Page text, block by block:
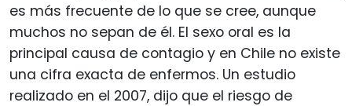
es más frecuente de lo que se cree, aunque
muchos no sepan de él. El sexo oral es la
principal causa de contagio y en Chile no existe
una cifra exacta de enfermos. Un estudio
realizado en el 2007, dijo que el riesgo de